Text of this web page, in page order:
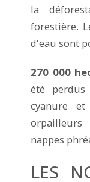
la
forestière.
d'eau sont
270 000
été
cyanure
nappes
LES